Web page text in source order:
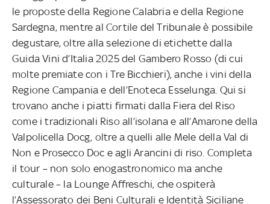
le proposte della Regione Calabria e della Regione
Sardegna, mentre al Cortile del Tribunale è possibile
degustare, oltre alla selezione di etichette dalla
Guida Vini d’Italia 2025 del Gambero Rosso (di cui
molte premiate con i Tre Bicchieri), anche i vini della
Regione Campania e dell’Enoteca Esselunga. Qui si
trovano anche i piatti firmati dalla Fiera del Riso
come i tradizionali Riso all’isolana e all’Amarone della
Valpolicella Docg, oltre a quelli alle Mele della Val di
Non e Prosecco Doc e agli Arancini di riso. Completa
il tour – non solo enogastronomico ma anche
culturale – la Lounge Affreschi, che ospiterà
l’Assessorato dei Beni Culturali e Identità Siciliane